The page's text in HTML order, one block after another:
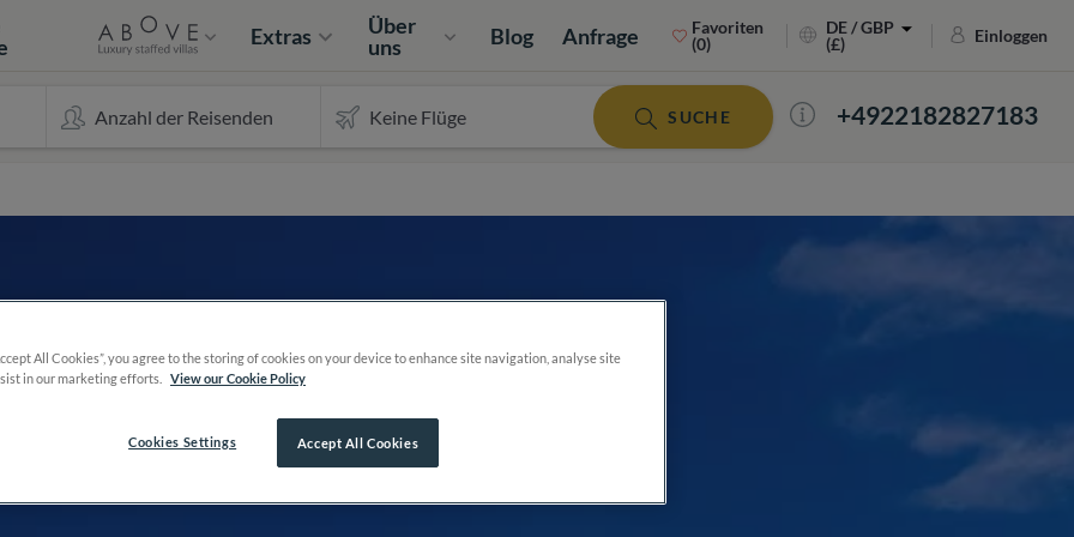
Extras
Über
uns
Blog Anfrage
Favoriten
(0)
DE / GBP
(£)
Einloggen
+4922182827183
SUCHE
All Cookies”, you agree to the storing of cookies on your device to enhance site navigation, analyse site
in our marketing efforts.
View our Cookie Policy
Accept All Cookies
Cookies Settings